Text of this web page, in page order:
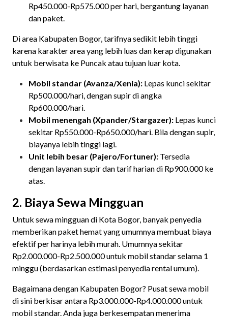
Rp450.000-Rp575.000 per hari, bergantung layanan
dan paket.
Di area Kabupaten Bogor, tarifnya sedikit lebih tinggi
karena karakter area yang lebih luas dan kerap digunakan
untuk berwisata ke Puncak atau tujuan luar kota.
Mobil standar (Avanza/Xenia): Lepas kunci sekitar
Rp500.000/hari, dengan supir di angka
Rp600.000/hari.
Mobil menengah (Xpander/Stargazer): Lepas kunci
sekitar Rp550.000-Rp650.000/hari. Bila dengan supir,
biayanya lebih tinggi lagi.
Unit lebih besar (Pajero/Fortuner): Tersedia
dengan layanan supir dan tarif harian di Rp900.000 ke
atas.
2. Biaya Sewa Mingguan
Untuk sewa mingguan di Kota Bogor, banyak penyedia
memberikan paket hemat yang umumnya membuat biaya
efektif per harinya lebih murah. Umumnya sekitar
Rp2.000.000-Rp2.500.000 untuk mobil standar selama 1
minggu (berdasarkan estimasi penyedia rental umum).
Bagaimana dengan Kabupaten Bogor? Pusat sewa mobil
di sini berkisar antara Rp3.000.000-Rp4.000.000 untuk
mobil standar. Anda juga berkesempatan menerima